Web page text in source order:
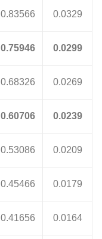
0.83566 0.0329
0.75946 0.0299
0.68326 0.0269
0.60706 0.0239
0.53086 0.0209
0.45466 0.0179
0.41656 0.0164